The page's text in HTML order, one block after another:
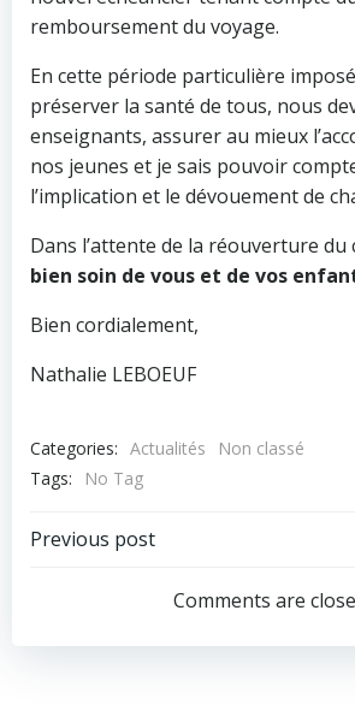
remboursement du voyage.
En cette période particulière
préserver la santé de tous, nous
enseignants, assurer au mieux
nos jeunes et je sais pouvoir
l’implication et le dévouement de
Dans l’attente de la réouverture du
bien soin de vous et de vos
Bien cordialement,
Nathalie LEBOEUF
Categories: Actualités
Non classé
Tags:
No Tag
Post
navigation
Previous post
Comments are